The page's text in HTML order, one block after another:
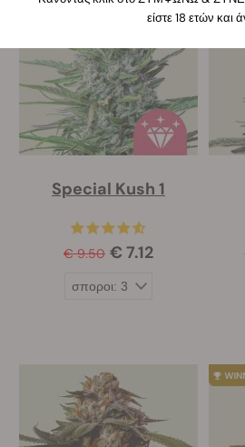
Special Kush 1
€ 9.50 € 7.12
είστε 18 ετών και